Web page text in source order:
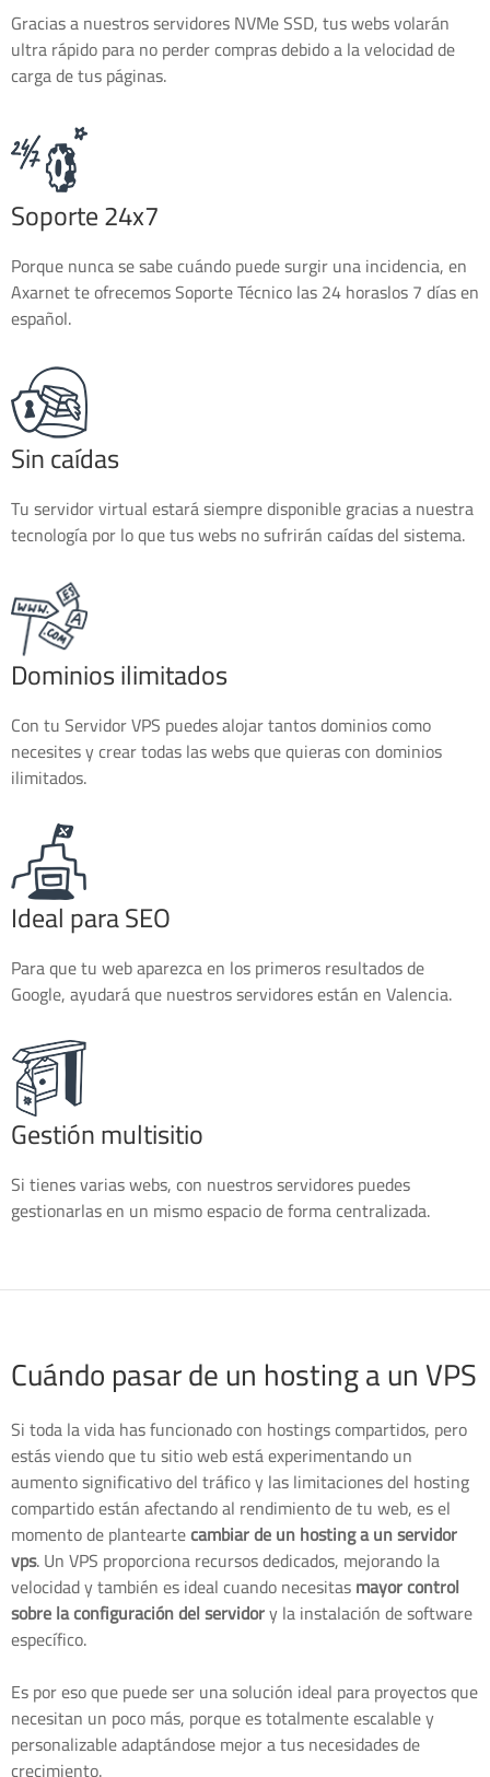
Gracias a nuestros servidores NVMe SSD, tus webs volarán
ultra rápido para no perder compras debido a la velocidad de
carga de tus páginas.
Soporte 24x7
Porque nunca se sabe cuándo puede surgir una incidencia, en
Axarnet te ofrecemos Soporte Técnico las 24 horaslos 7 días en
español.
Sin caídas
Tu servidor virtual estará siempre disponible gracias a nuestra
tecnología por lo que tus webs no sufrirán caídas del sistema.
Dominios ilimitados
Con tu Servidor VPS puedes alojar tantos dominios como
necesites y crear todas las webs que quieras con dominios
ilimitados.
Ideal para SEO
Para que tu web aparezca en los primeros resultados de
Google, ayudará que nuestros servidores están en Valencia.
Gestión multisitio
Si tienes varias webs, con nuestros servidores puedes
gestionarlas en un mismo espacio de forma centralizada.
Cuándo pasar de un hosting a un VPS
Si toda la vida has funcionado con hostings compartidos, pero
estás viendo que tu sitio web está experimentando un
aumento significativo del tráfico y las limitaciones del hosting
compartido están afectando al rendimiento de tu web, es el
momento de planteartecambiar de un hosting a un servidor
vps. Un VPS proporciona recursos dedicados, mejorando la
velocidad y también es ideal cuando necesitasmayor control
sobre la configuración del servidory la instalación de software
específico.
Es por eso que puede ser una solución ideal para proyectos que
necesitan un poco más, porque es totalmente escalable y
personalizable adaptándose mejor a tus necesidades de